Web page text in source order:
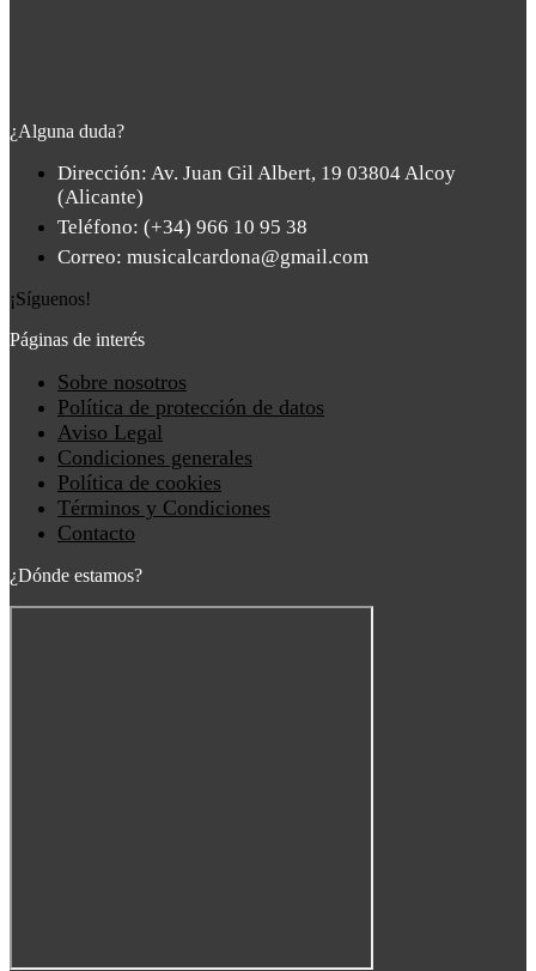
¿Alguna duda?
Dirección: Av. Juan Gil Albert, 19 03804 Alcoy
(Alicante)
Teléfono: (+34) 966 10 95 38
Correo: musicalcardona@gmail.com
¡Síguenos!
Páginas de interés
Main
Menu
Sobre nosotros
Política de protección de datos
Aviso Legal
Condiciones generales
Política de cookies
Términos y Condiciones
Contacto
¿Dónde estamos?